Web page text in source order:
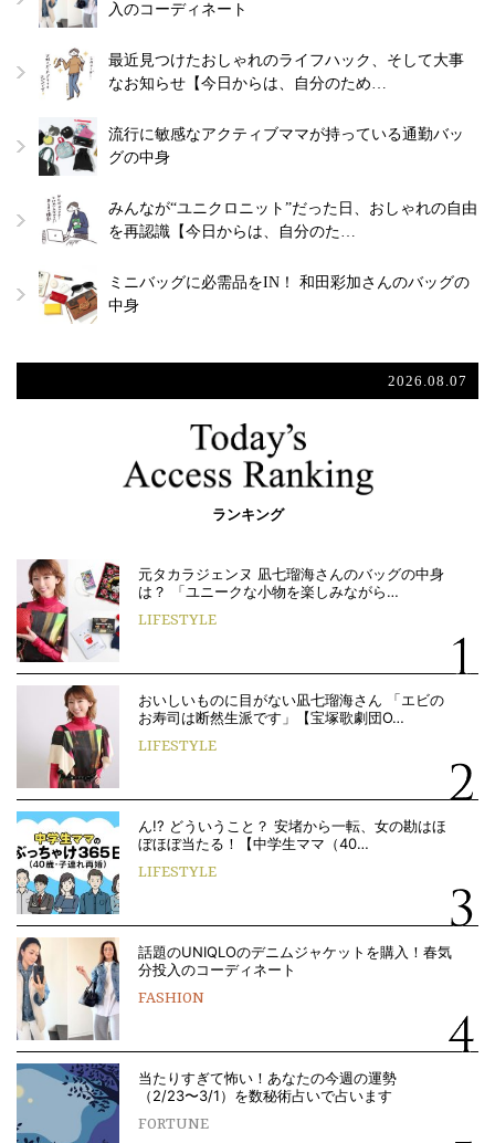
入のコーディネート
最近見つけたおしゃれのライフハック、そして大事
なお知らせ【今日からは、自分のため…
流行に敏感なアクティブママが持っている通勤バッ
グの中身
みんなが“ユニクロニット”だった日、おしゃれの自由
を再認識【今日からは、自分のた…
ミニバッグに必需品をIN！ 和田彩加さんのバッグの
中身
2026.08.07
ランキング
元タカラジェンヌ 凪七瑠海さんのバッグの中身
は？ 「ユニークな小物を楽しみながら…
LIFESTYLE
おいしいものに目がない凪七瑠海さん 「エビの
お寿司は断然生派です」【宝塚歌劇団O…
LIFESTYLE
ん!? どういうこと？ 安堵から一転、女の勘はほ
ぼほぼ当たる！【中学生ママ（40…
LIFESTYLE
話題のUNIQLOのデニムジャケットを購入！春気
分投入のコーディネート
FASHION
当たりすぎて怖い！あなたの今週の運勢
（2/23〜3/1）を数秘術占いで占います
FORTUNE